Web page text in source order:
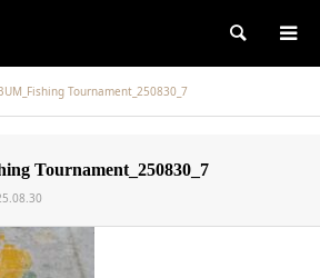
検索
Tournament_250830_7
Tournament_250830_7